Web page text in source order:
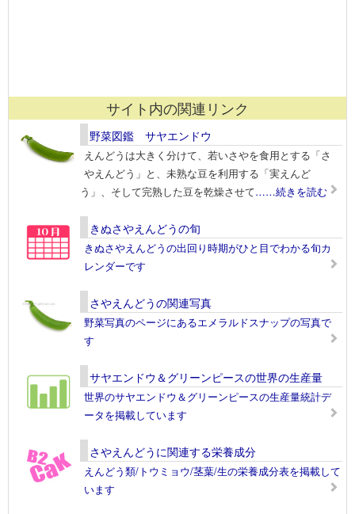
サイト内の関連リンク
野菜図鑑 サヤエンドウ
えんどうは大きく分けて、若いさやを食用とする「さ
やえんどう」と、未熟な豆を利用する「実えんど
う」、そして完熟した豆を乾燥させて……続きを読む
きぬさやえんどうの旬
きぬさやえんどうの出回り時期がひと目でわかる旬カ
レンダーです
さやえんどうの関連写真
野菜写真のページにあるエメラルドスナップの写真で
す
サヤエンドウ＆グリーンピースの世界の生産量
世界のサヤエンドウ＆グリーンピースの生産量統計デ
ータを掲載しています
さやえんどうに関連する栄養成分
えんどう類/トウミョウ/茎葉/生の栄養成分表を掲載して
います